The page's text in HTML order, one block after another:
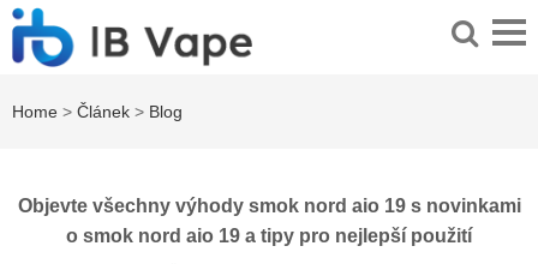
Home > Článek > Blog
Objevte všechny výhody smok nord aio 19 s novinkami
o smok nord aio 19 a tipy pro nejlepší použití